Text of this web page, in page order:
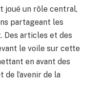
joué un rôle central,
partageant les
Des articles et des
le voile sur cette
en avant des
de l’avenir de la